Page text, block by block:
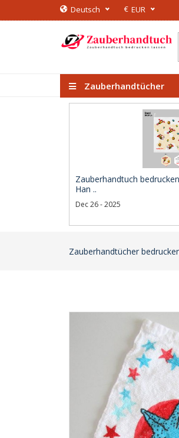
Deutsch € EUR
Zauberhandtücher
Zauberhandtuch
Han ..
Dec 26 - 2025
Zauberhandtücher